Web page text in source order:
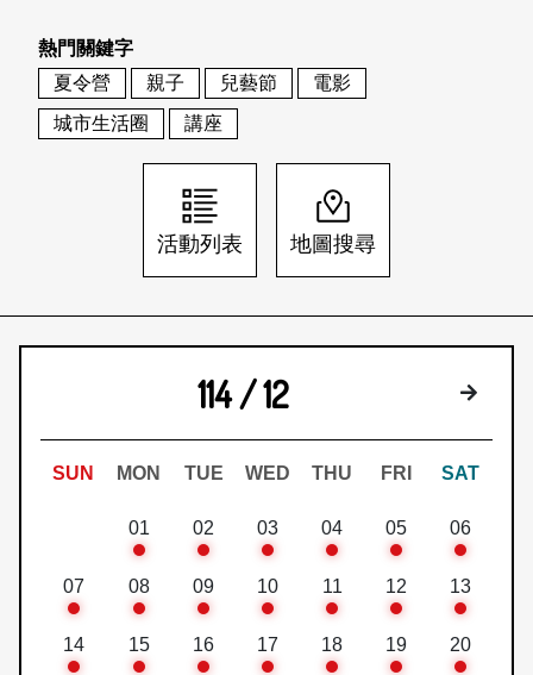
地圖搜尋
關於我們
刊物索取地點
會員基本資料
刊登活動
網站導覽 English
日本語 登入/註冊
熱門關鍵字
夏令營
親子 兒藝節
電影
城市生活圈
講座
活動列表 地圖搜尋
114 / 12 下個月
SUN MON TUE WED THU FRI SAT
01 02 03 04 05 06
07 08 09 10 11 12 13
14 15 16 17 18 19 20